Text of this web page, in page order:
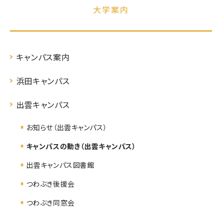
大学案内
キャンパス案内
浜田キャンパス
出雲キャンパス
お知らせ（出雲キャンパス）
キャンパスの動き（出雲キャンパス）
出雲キャンパス図書館
つわぶき後援会
つわぶき同窓会